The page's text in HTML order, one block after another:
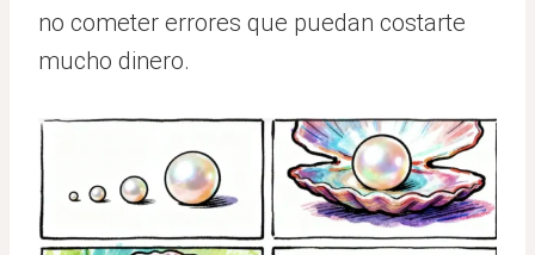
no cometer errores que puedan costarte
mucho dinero.